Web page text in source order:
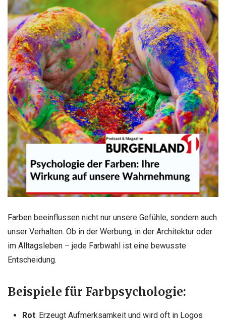
Farben beeinflussen nicht nur unsere Gefühle, sondern auch
unser Verhalten. Ob in der Werbung, in der Architektur oder
im Alltagsleben – jede Farbwahl ist eine bewusste
Entscheidung.
Beispiele für Farbpsychologie:
Rot: Erzeugt Aufmerksamkeit und wird oft in Logos